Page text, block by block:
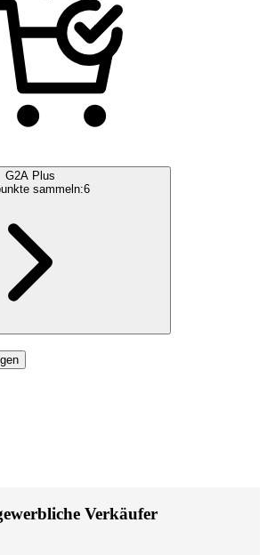
G2A Plus
sammeln:6
Verkäufer